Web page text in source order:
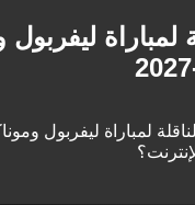
لمباراة